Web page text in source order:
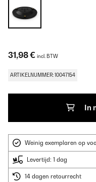
31,98 € incl. BTW
ARTIKELNUMMER: 10047154
In
Weinig exemplaren op
Levertijd: 1 dag
14 dagen retourrecht